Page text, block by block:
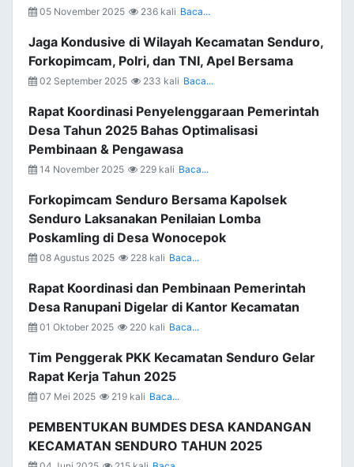
05 November 2025 236 kali Baca...
Jaga Kondusive di Wilayah Kecamatan Senduro,
Forkopimcam, Polri, dan TNI, Apel Bersama
02 September 2025 233 kali Baca...
Rapat Koordinasi Penyelenggaraan Pemerintah
Desa Tahun 2025 Bahas Optimalisasi
Pembinaan & Pengawasa
14 November 2025 229 kali Baca...
Forkopimcam Senduro Bersama Kapolsek
Senduro Laksanakan Penilaian Lomba
Poskamling di Desa Wonocepok
08 Agustus 2025 228 kali Baca...
Rapat Koordinasi dan Pembinaan Pemerintah
Desa Ranupani Digelar di Kantor Kecamatan
01 Oktober 2025 220 kali Baca...
Tim Penggerak PKK Kecamatan Senduro Gelar
Rapat Kerja Tahun 2025
07 Mei 2025 219 kali Baca...
PEMBENTUKAN BUMDES DESA KANDANGAN
KECAMATAN SENDURO TAHUN 2025